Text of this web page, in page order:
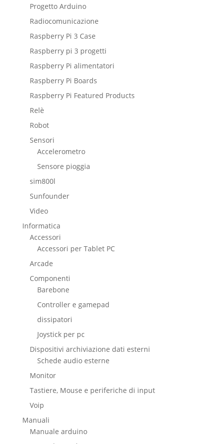
Progetto Arduino
Radiocomunicazione
Raspberry Pi 3 Case
Raspberry pi 3 progetti
Raspberry Pi alimentatori
Raspberry Pi Boards
Raspberry Pi Featured Products
Relè
Robot
Sensori
Accelerometro
Sensore pioggia
sim800l
Sunfounder
Video
Informatica
Accessori
Accessori per Tablet PC
Arcade
Componenti
Barebone
Controller e gamepad
dissipatori
Joystick per pc
Dispositivi archiviazione dati esterni
Schede audio esterne
Monitor
Tastiere, Mouse e periferiche di input
Voip
Manuali
Manuale arduino